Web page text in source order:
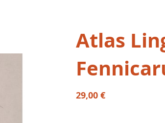
Atlas
29,00 €